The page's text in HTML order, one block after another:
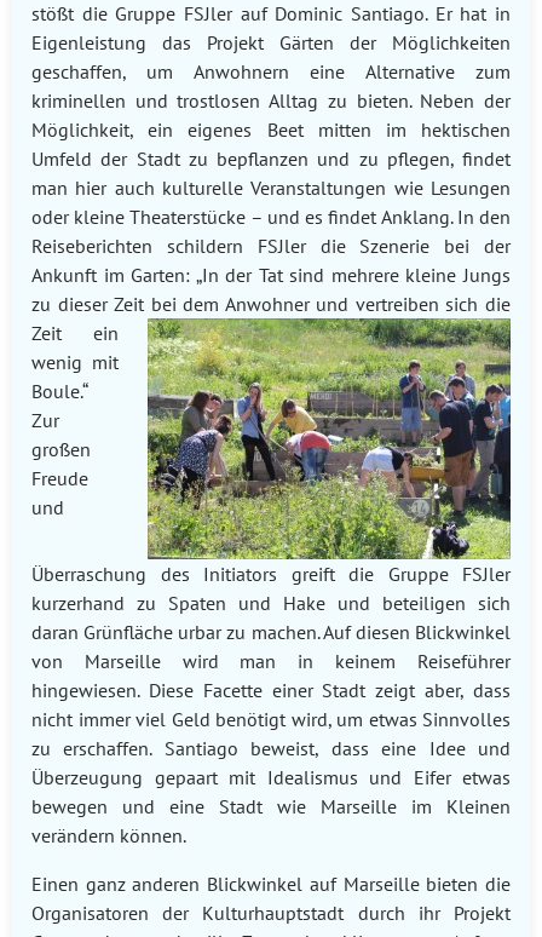
stößt die Gruppe FSJler auf Dominic Santiago. Er hat in
Eigenleistung das Projekt Gärten der Möglichkeiten
geschaffen, um Anwohnern eine Alternative zum
kriminellen und trostlosen Alltag zu bieten. Neben der
Möglichkeit, ein eigenes Beet mitten im hektischen
Umfeld der Stadt zu bepflanzen und zu pflegen, findet
man hier auch kulturelle Veranstaltungen wie Lesungen
oder kleine Theaterstücke – und es findet Anklang. In den
Reiseberichten schildern FSJler die Szenerie bei der
Ankunft im Garten: „In der Tat sind mehrere kleine Jungs
zu dieser Zeit bei dem Anwohner und vertreiben sich die
Zeit ein
wenig mit
Boule.“
Zur
großen
Freude
und
Überraschung des Initiators greift die Gruppe FSJler
kurzerhand zu Spaten und Hake und beteiligen sich
daran Grünfläche urbar zu machen. Auf diesen Blickwinkel
von Marseille wird man in keinem Reiseführer
hingewiesen. Diese Facette einer Stadt zeigt aber, dass
nicht immer viel Geld benötigt wird, um etwas Sinnvolles
zu erschaffen. Santiago beweist, dass eine Idee und
Überzeugung gepaart mit Idealismus und Eifer etwas
bewegen und eine Stadt wie Marseille im Kleinen
verändern können.
Einen ganz anderen Blickwinkel auf Marseille bieten die
Organisatoren der Kulturhauptstadt durch ihr Projekt